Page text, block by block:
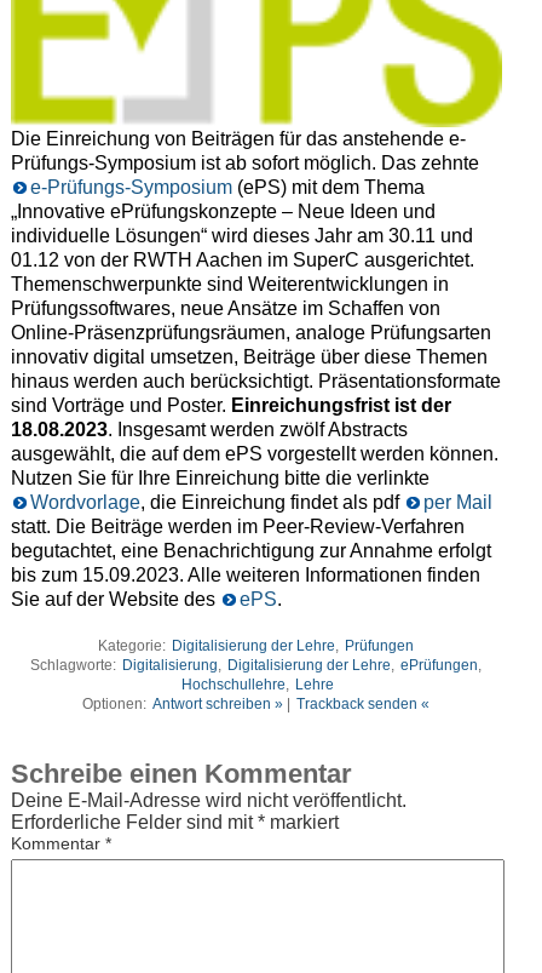
Die Einreichung von Beiträgen für das anstehende e-
Prüfungs-Symposium ist ab sofort möglich. Das zehnte
e-Prüfungs-Symposium(ePS) mit dem Thema
„Innovative ePrüfungskonzepte – Neue Ideen und
individuelle Lösungen“ wird dieses Jahr am 30.11 und
01.12 von der RWTH Aachen im SuperC ausgerichtet.
Themenschwerpunkte sind Weiterentwicklungen in
Prüfungssoftwares, neue Ansätze im Schaffen von
Online-Präsenzprüfungsräumen, analoge Prüfungsarten
innovativ digital umsetzen, Beiträge über diese Themen
hinaus werden auch berücksichtigt. Präsentationsformate
sind Vorträge und Poster. Einreichungsfrist ist der
18.08.2023. Insgesamt werden zwölf Abstracts
ausgewählt, die auf dem ePS vorgestellt werden können.
Nutzen Sie für Ihre Einreichung bitte die verlinkte
Wordvorlage, die Einreichung findet als pdf
per Mail
statt. Die Beiträge werden im Peer-Review-Verfahren
begutachtet, eine Benachrichtigung zur Annahme erfolgt
bis zum 15.09.2023. Alle weiteren Informationen finden
Sie auf der Website des
ePS.
Kategorie: Digitalisierung der Lehre
Prüfungen
Schlagworte: Digitalisierung Digitalisierung der Lehre ePrüfungen
Hochschullehre
Lehre
Optionen: Antwort schreiben » | Trackback senden «
Schreibe einen Kommentar
Deine E-Mail-Adresse wird nicht veröffentlicht.
Erforderliche Felder sind mit*markiert
Kommentar *